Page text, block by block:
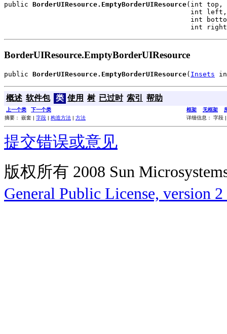
public BorderUIResource.EmptyBorderUIResource(int top,
                                              int left,
int
int
BorderUIResource.EmptyBorderUIResource
public BorderUIResource.EmptyBorderUIResource( Insets
概述 软件包 类 使用 树 已过时 索引 帮助
上一个类 下一个类 框架 无框架
摘要： 嵌套 | 字段 | 构造方法 | 方法 详细信息： 字段
提交错误或意见
版权所有 2008 Sun
General Public License, version